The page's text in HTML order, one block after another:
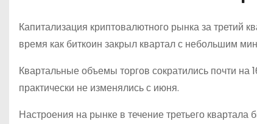
Капитализация криптовалютного рынка за третий
время как биткоин закрыл квартал с небольшим
Квартальные объемы торгов сократились почти
практически не изменялись с июня.
Настроения на рынке в течение третьего